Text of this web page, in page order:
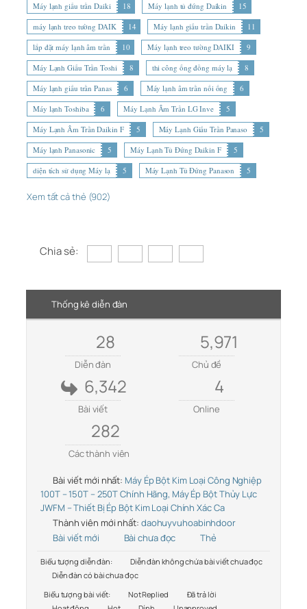
Máy lạnh giấu trần Daiki
18 Máy lạnh tủ đứng Daikin
15
máy lạnh treo tường DAIK
14 Máy lạnh giấu trần Daikin
11
lắp đặt máy lạnh âm trần
10 Máy lạnh treo tường DAIKI
9
Máy Lạnh Giấu Trần Toshi
8 thi công ống đồng máy lạ
8
Máy lạnh giấu trần Panas
6 Máy lạnh âm trần nối ống
6
Máy lạnh Toshiba
6 Máy Lạnh Âm Trần LG Inve
5
Máy Lạnh Âm Trần Daikin F
5 Máy Lạnh Giấu Trần Panaso
5
Máy lạnh Panasonic
5 Máy Lạnh Tủ Đứng Daikin F
5
diện tích sử dụng Máy lạ
5 Máy Lạnh Tủ Đứng Panason 5
Xem tất cả thẻ (902)
Chia sẻ:
Thống kê diễn đàn
28
Diễn đàn
5,971
Chủ đề
6,342
Bài viết
4
Online
282
Các thành viên
Bài viết mới nhất: Máy Ép Bột Kim Loại Công Nghiệp
100T – 150T – 250T Chính Hãng, Máy Ép Bột Thủy Lực
JWFM – Thiết Bị Ép Bột Kim Loại Chính Xác Ca
Thành viên mới nhất: daohuyvuhoabinhdoor
Bài viết mới
Bài chưa đọc Thẻ
Biểu tượng diễn đàn:
Diễn đàn không chứa bài viết chưa đọc
Diễn đàn có bài chưa đọc
Biểu tượng bài viết:
Not Replied
Đã trả lời